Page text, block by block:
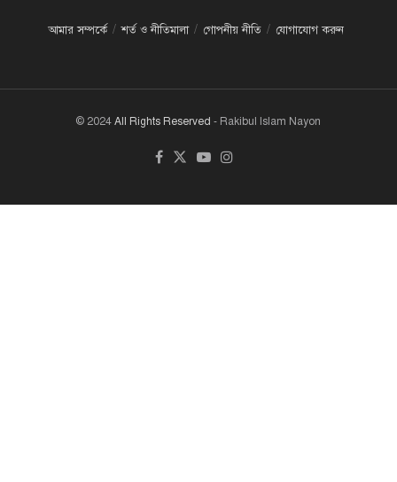
আমার সম্পর্কে শর্ত ও নীতিমালা গোপনীয় নীতি যোগাযোগ করুন
© 2024 All Rights Reserved - Rakibul Islam Nayon